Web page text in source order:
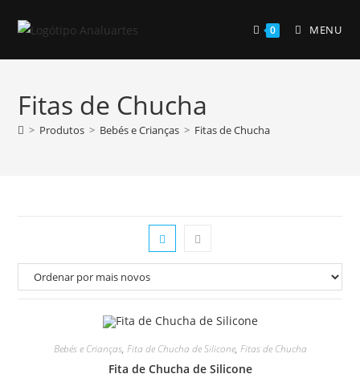
0 MENU
Fitas de Chucha
> Produtos > Bebés e Crianças > Fitas de Chucha
Bebés e Crianças, Fita de Chucha de Silicone, Fitas de Chucha
Fita de Chucha de Silicone